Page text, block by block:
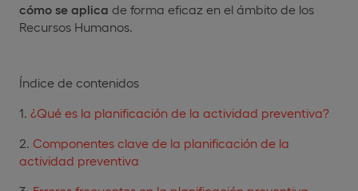
cómo se aplica de forma eficaz en el ámbito de los
Recursos Humanos.
Índice de contenidos
¿Qué es la planificación de la actividad preventiva?
Componentes clave de la planificación de la
actividad preventiva